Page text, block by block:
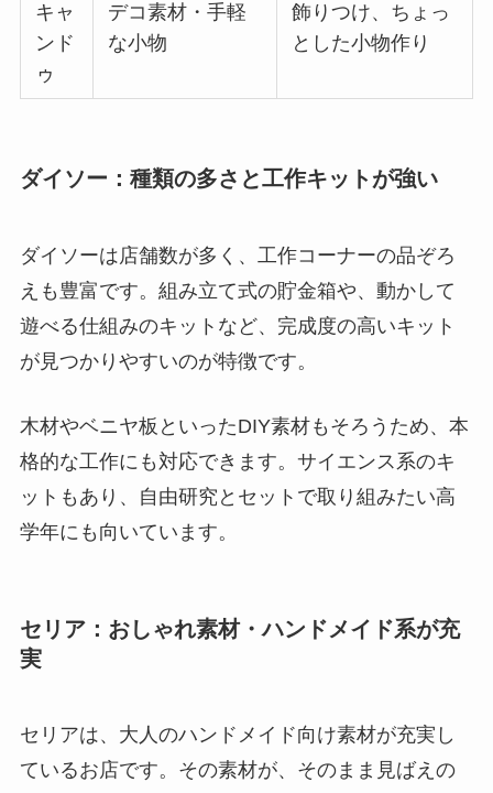
キャ
ンド
ゥ
デコ素材・手軽
な小物
飾りつけ、ちょっ
とした小物作り
ダイソー：種類の多さと工作キットが強い
ダイソーは店舗数が多く、工作コーナーの品ぞろ
えも豊富です。組み立て式の貯金箱や、動かして
遊べる仕組みのキットなど、完成度の高いキット
が見つかりやすいのが特徴です。
木材やベニヤ板といったDIY素材もそろうため、本
格的な工作にも対応できます。サイエンス系のキ
ットもあり、自由研究とセットで取り組みたい高
学年にも向いています。
セリア：おしゃれ素材・ハンドメイド系が充
実
セリアは、大人のハンドメイド向け素材が充実し
ているお店です。その素材が、そのまま見ばえの